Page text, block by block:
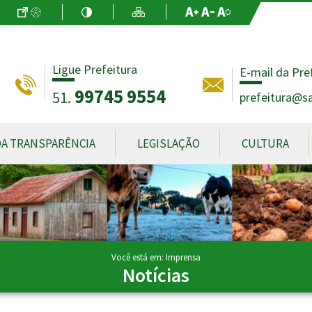
Ir para o Conteúdo
AcessibilidadeAlto ContrasteMapa do Site Aumentar
Diminuir
Fonte Original
Ligue Prefeitura
51. 99745 9554
E-mail da
TRANSPARÊNCIA LEGISLAÇÃO CULTURA
Você está em: Imprensa
Notícias